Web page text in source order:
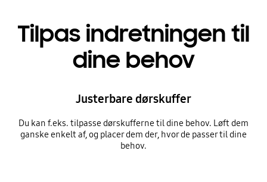
Tilpas indretningen til
dine behov
Justerbare dørskuffer
Du kan f.eks. tilpasse dørskufferne til dine behov. Løft dem
ganske enkelt af, og placer dem der, hvor de passer til dine
behov.